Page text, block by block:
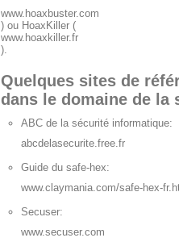
www.hoaxbuster.com
) ou HoaxKiller (
www.hoaxkiller.fr
).
Quelques sites de
dans le domaine de
ABC de la sécurité informatique:
abcdelasecurite.free.fr
Guide du safe-hex:
www.claymania.com/safe-hex-
Secuser:
www.secuser.com